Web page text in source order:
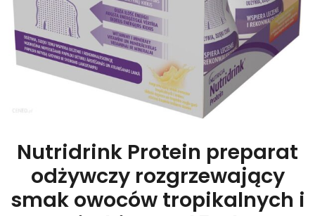
Nutridrink Protein preparat
odżywczy rozgrzewający
smak owoców tropikalnych i